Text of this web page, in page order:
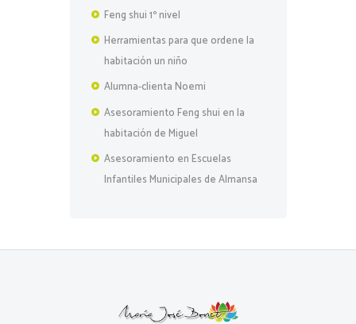
Feng shui 1º nivel
Herramientas para que ordene la
habitación un niño
Alumna-clienta Noemi
Asesoramiento Feng shui en la
habitación de Miguel
Asesoramiento en Escuelas
Infantiles Municipales de Almansa